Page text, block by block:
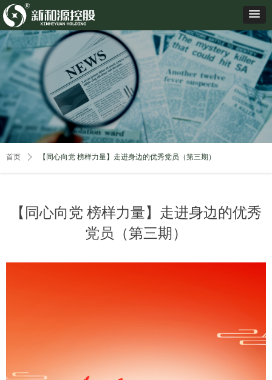
【同心向党 榜样力量】走进身边的优秀
党员（第三期）
首页 ꄲ 【同心向党 榜样力量】走进身边的优秀党员（第三期）